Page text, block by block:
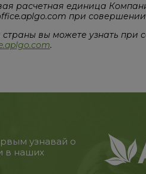
расчетная единица
при совершении
вы можете узнать при
.
узнавай о
в наших